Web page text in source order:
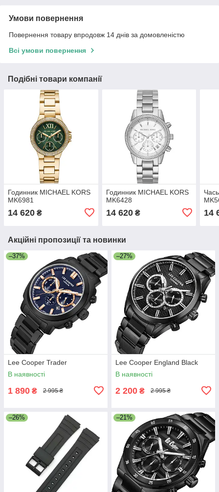
Умови повернення
Повернення товару впродовж 14 днів за домовленістю
Всі умови повернення
Подібні товари компанії
Годинник MICHAEL KORS
MK6981
14 620 ₴
Годинник MICHAEL KORS
MK6428
14 620₴ 14
Акційні пропозиції та новинки
–37%
Lee Cooper Trader
В наявності
1 890 ₴ 2 995 ₴
–27%
Lee Cooper England Black
В наявності
2 200 ₴ 2 995 ₴
–26% –21%